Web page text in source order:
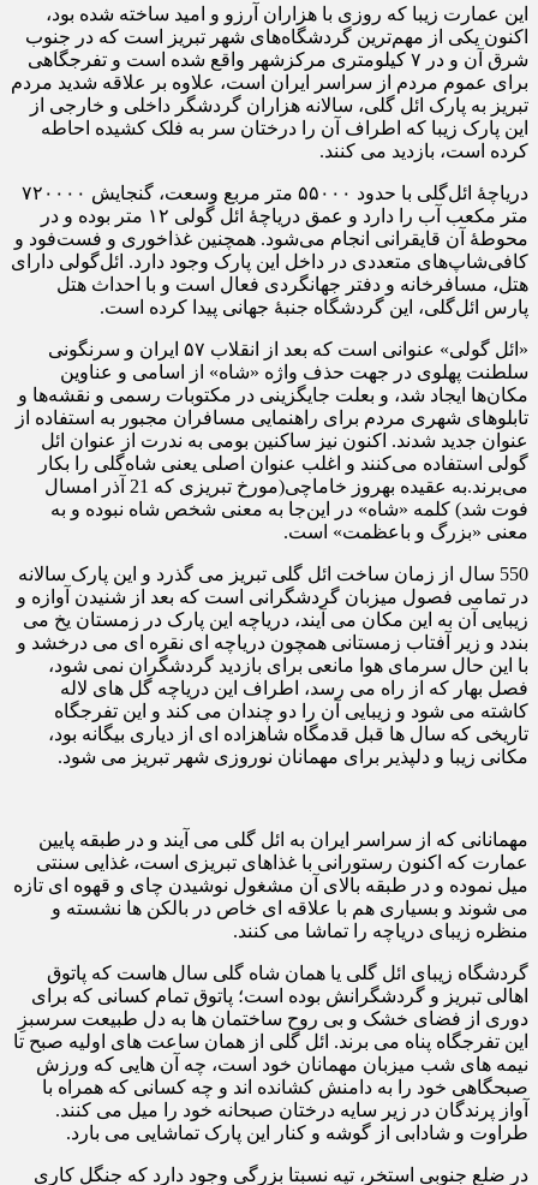
این عمارت زیبا که روزی با هزاران آرزو و امید ساخته شده بود،
اکنون یکی از مهم‌ترین گردشگاه‌های شهر تبریز است که در جنوب
شرق آن و در ۷ کیلومتری مرکزشهر واقع شده است و تفرجگاهی
برای عموم مردم از سراسر ایران است، علاوه بر علاقه شدید مردم
تبریز به پارک ائل گلی، سالانه هزاران گردشگر داخلی و خارجی از
این پارک زیبا که اطراف آن را درختان سر به فلک کشیده احاطه
کرده است، بازدید می کنند.
دریاچهٔ ائل‌گلی با حدود ۵۵۰۰۰ متر مربع وسعت، گنجایش ۷۲۰۰۰۰
متر مکعب آب را دارد و عمق دریاچهٔ ائل گولی ۱۲ متر بوده و در
محوطهٔ آن قایقرانی انجام می‌شود. همچنین غذاخوری و فست‌فود و
کافی‌شاپ‌های متعددی در داخل این پارک وجود دارد. ائل‌گولی دارای
هتل، مسافرخانه و دفتر جهانگردی فعال است و با احداث هتل
پارس ائل‌گلی، این گردشگاه جنبهٔ جهانی پیدا کرده است.
«ائل گولی» عنوانی است که بعد از انقلاب ۵۷ ایران و سرنگونی
سلطنت پهلوی در جهت حذف واژه «شاه» از اسامی و عناوین
مکان‌ها ایجاد شد، و بعلت جایگزینی در مکتوبات رسمی و نقشه‌ها و
تابلوهای شهری مردم برای راهنمایی مسافران مجبور به استفاده از
عنوان جدید شدند. اکنون نیز ساکنین بومی به ندرت از عنوان ائل
گولی استفاده می‌کنند و اغلب عنوان اصلی یعنی شاه‌گلی را بکار
می‌برند.به عقیده بهروز خاماچی(مورخ تبریزی که 21 آذر امسال
فوت شد) کلمه «شاه» در این‌جا به معنی شخص شاه نبوده و به
معنی «بزرگ و باعظمت» است.
550 سال از زمان ساخت ائل گلی تبریز می گذرد و این پارک سالانه
در تمامی فصول میزبان گردشگرانی است که بعد از شنیدن آوازه و
زیبایی آن به این مکان می آیند، دریاچه این پارک در زمستان یخ می
بندد و زیر آفتاب زمستانی همچون دریاچه ای نقره ای می درخشد و
با این حال سرمای هوا مانعی برای بازدید گردشگران نمی شود،
فصل بهار که از راه می رسد، اطراف این دریاچه گل های لاله
کاشته می شود و زیبایی آن را دو چندان می کند و این تفرجگاه
تاریخی که سال ها قبل قدمگاه شاهزاده ای از دیاری بیگانه بود،
مکانی زیبا و دلپذیر برای مهمانان نوروزی شهر تبریز می شود.
مهمانانی که از سراسر ایران به ائل گلی می آیند و در طبقه پایین
عمارت که اکنون رستورانی با غذاهای تبریزی است، غذایی سنتی
میل نموده و در طبقه بالای آن مشغول نوشیدن چای و قهوه ای تازه
می شوند و بسیاری هم با علاقه ای خاص در بالکن ها نشسته و
منظره زیبای دریاچه را تماشا می کنند.
گردشگاه زیبای ائل گلی یا همان شاه گلی سال هاست که پاتوق
اهالی تبریز و گردشگرانش بوده است؛ پاتوق تمام کسانی که برای
دوری از فضای خشک و بی روح ساختمان ها به دل طبیعت سرسبزِ
این تفرجگاه پناه می برند. ائل گلی از همان ساعت های اولیه صبح تا
نیمه های شب میزبان مهمانان خود است، چه آن هایی که ورزش
صبحگاهی خود را به دامنش کشانده اند و چه کسانی که همراه با
آواز پرندگان در زیر سایه درختان صبحانه خود را میل می کنند.
طراوت و شادابی از گوشه و کنار این پارک تماشایی می بارد.
در ضلع جنوبی استخر، تپه نسبتا بزرگی وجود دارد که جنگل کاری